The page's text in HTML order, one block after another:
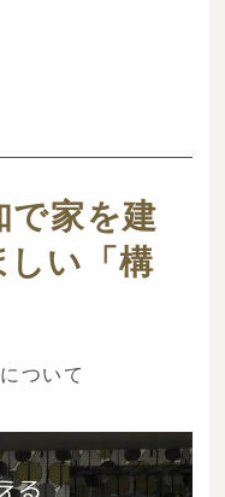
で家を建
い「構
ついて